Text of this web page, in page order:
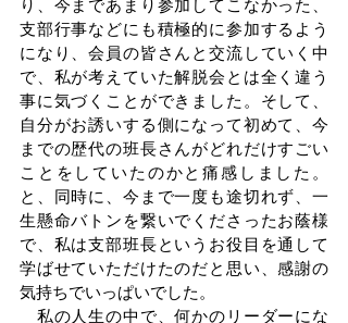
り、今まであまり参加してこなかった、
支部行事などにも積極的に参加するよう
になり、会員の皆さんと交流していく中
で、私が考えていた解脱会とは全く違う
事に気づくことができました。そして、
自分がお誘いする側になって初めて、今
までの歴代の班長さんがどれだけすごい
ことをしていたのかと痛感しました。
と、同時に、今まで一度も途切れず、一
生懸命バトンを繋いでくださったお蔭様
で、私は支部班長というお役目を通して
学ばせていただけたのだと思い、感謝の
気持ちでいっぱいでした。
私の人生の中で、何かのリーダーにな